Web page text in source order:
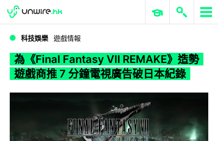
WWDC 2026 ERP 與商業 AI
科技娛樂 遊戲情報
為《Final Fantasy VII REMAKE》造勢
遊戲商推 7 分鐘電視廣告破日本紀錄